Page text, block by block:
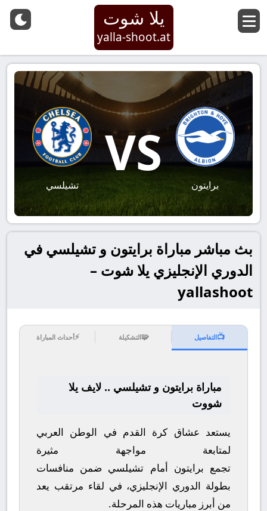
يلا شوت
yalla-shoot.at
برايتون
VS
تشيلسي
بث مباشر مباراة برايتون و تشيلسي في
الدوري الإنجليزي يلا شوت –
yallashoot
📺التفاصيل 🧩التشكيلة ⚡أحداث المباراة
مباراة برايتون و تشيلسي .. لايف يلا
شووت
يستعد عشاق كرة القدم في الوطن العربي
لمتابعة مواجهة مثيرة
تجمع برايتون أمام تشيلسي ضمن منافسات
بطولة الدوري الإنجليزي، في لقاء مرتقب يعد
من أبرز مباريات هذه المرحلة.